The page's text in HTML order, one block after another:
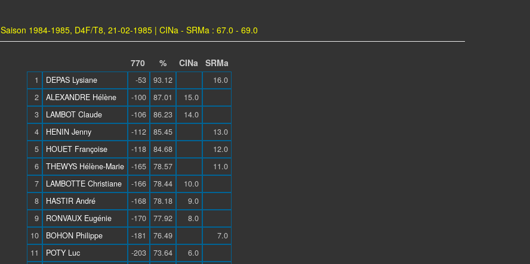
Saison 1984-1985, D4F/T8, 21-02-1985 | CINa - SRMa : 67.0 - 69.0
770 % CINa SRMa
1 DEPAS Lysiane -53 93.12
16.0
2
ALEXANDRE Hélène -100 87.01
15.0
3
LAMBOT Claude -106 86.23
14.0
4
HENIN Jenny -112 85.45
13.0
5
HOUET Françoise -118 84.68
12.0
6
THEWYS Hélène-Marie -165 78.57
11.0
7
LAMBOTTE Christiane -166 78.44
10.0
8
HASTIR André -168 78.18
9.0
9
RONVAUX Eugénie -170 77.92
8.0
10
BOHON Philippe -181 76.49
7.0
11
POTY Luc -203 73.64
6.0